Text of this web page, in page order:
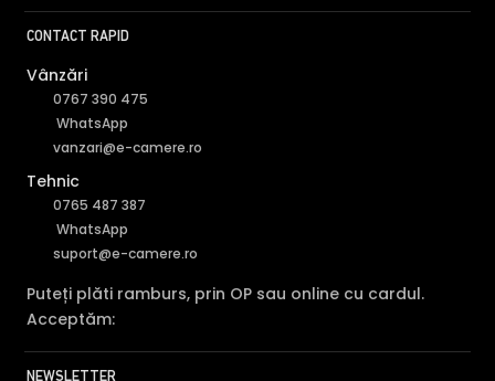
CONTACT RAPID
Vânzări
0767 390 475
WhatsApp
vanzari@e-camere.ro
Tehnic
0765 487 387
WhatsApp
suport@e-camere.ro
Puteți plăti ramburs, prin OP sau online cu cardul.
Acceptăm:
NEWSLETTER